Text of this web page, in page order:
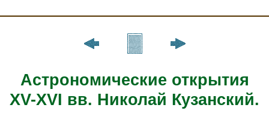
Астрономические открытия
XV-XVI вв. Николай Кузанский.